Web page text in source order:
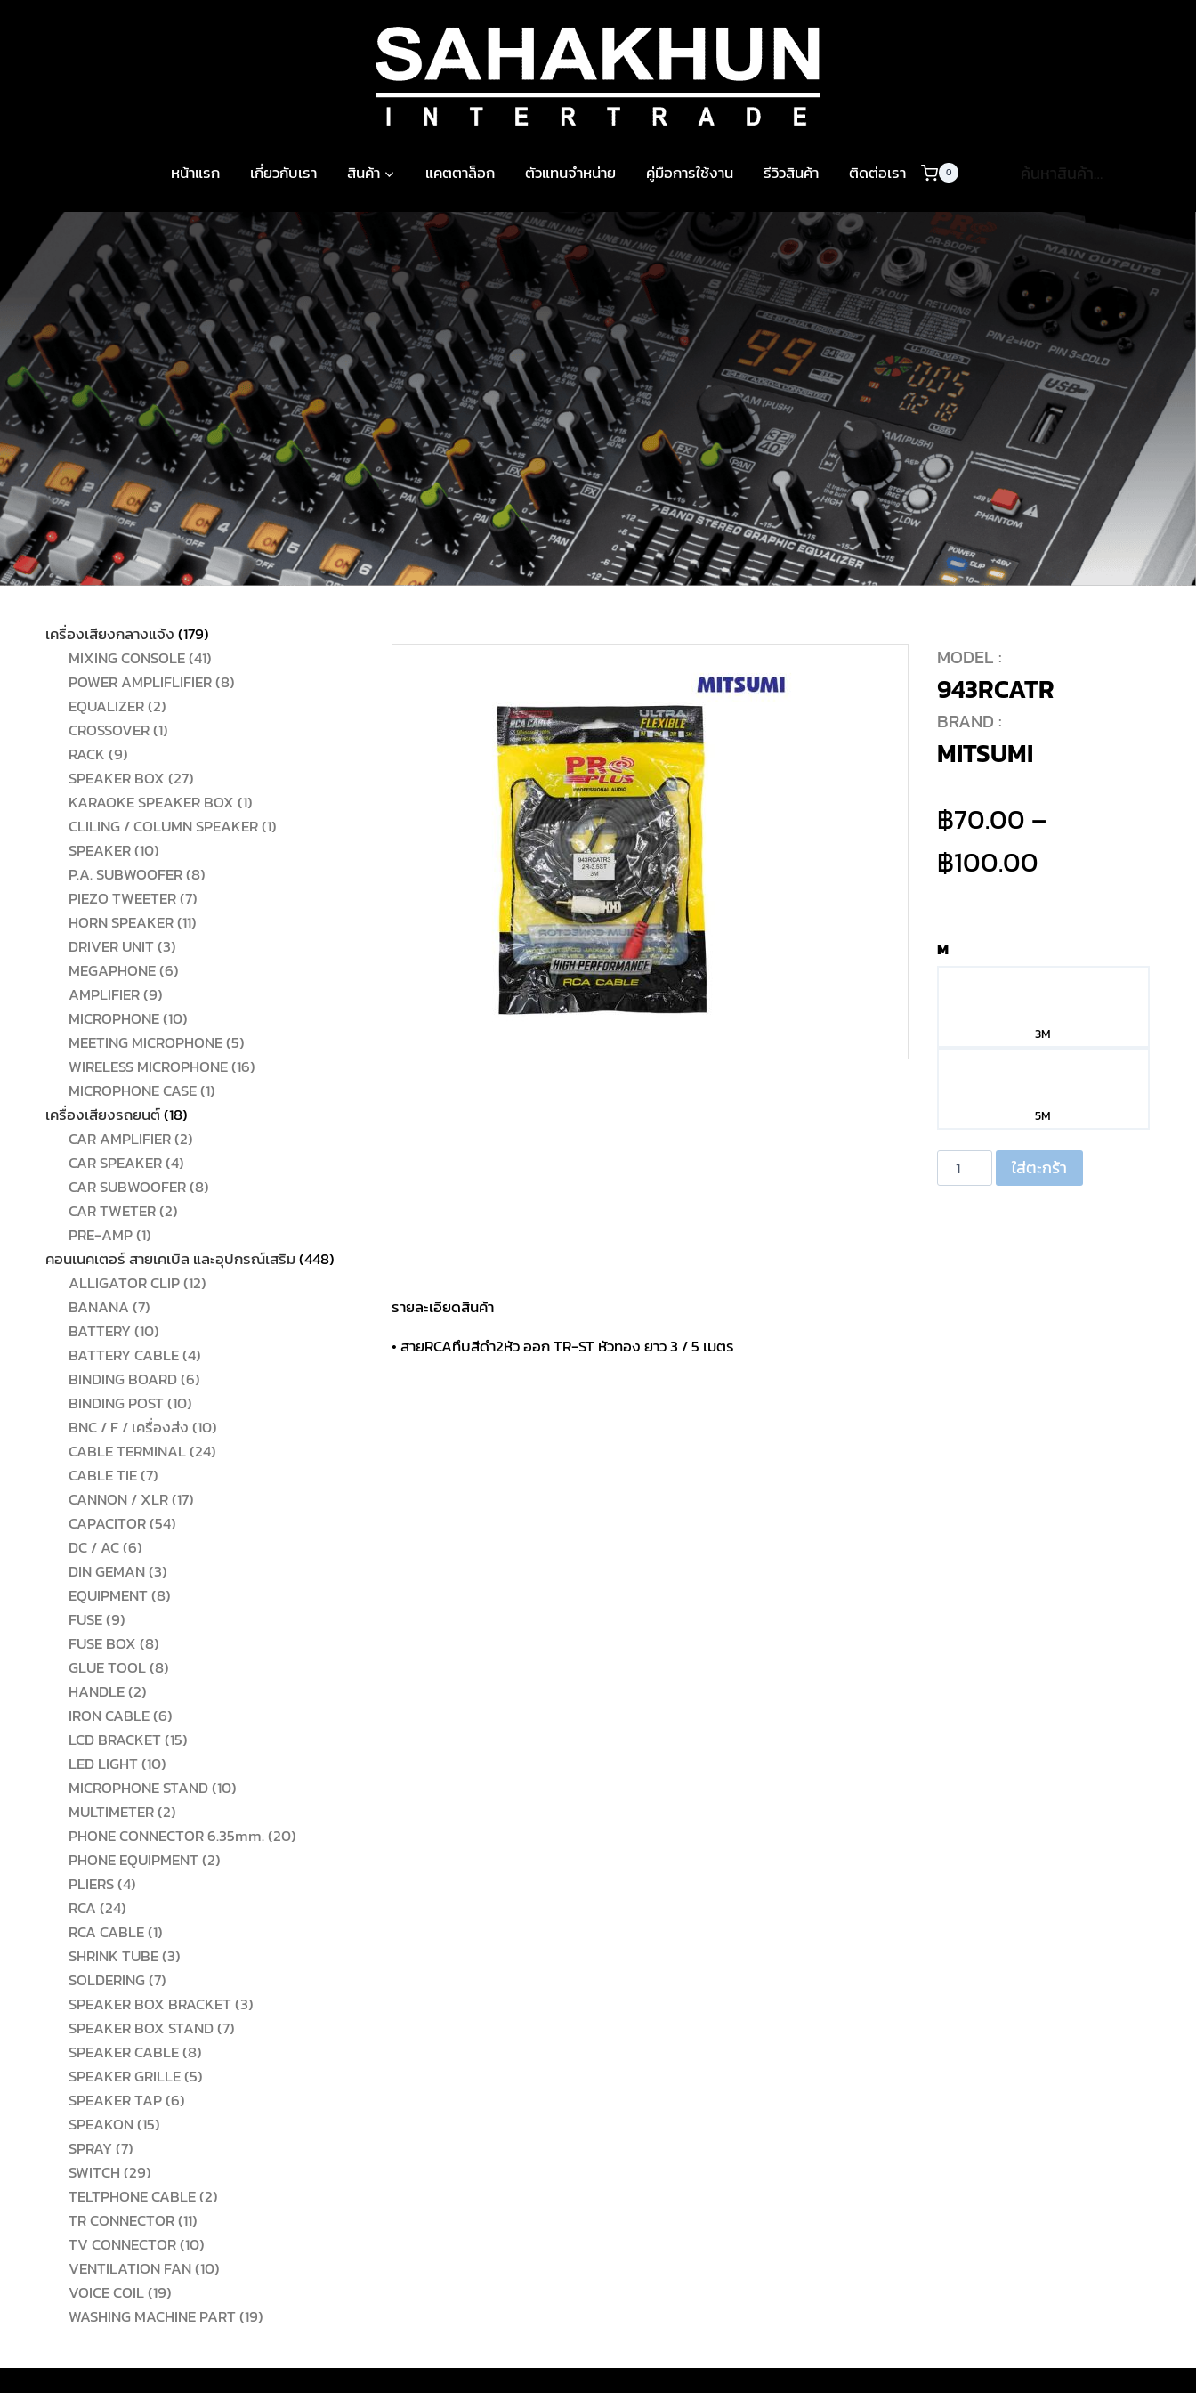
หน้าแรก เกี่ยวกับเรา สินค้า แคตตาล็อก ตัวแทนจำหน่าย คู่มือการใช้งาน รีวิวสินค้า ติดต่อเรา 0
เครื่องเสียงกลางแจ้ง 179179
สินค้า
MIXING CONSOLE 4141
สินค้า
POWER AMPLIFLIFIER 88
EQUALIZER 22
สินค้า
CROSSOVER 11
RACK 99
สินค้า
SPEAKER BOX 2727
สินค้า
KARAOKE SPEAKER BOX 11
สินค้า
CLILING / COLUMN SPEAKER 11
SPEAKER 1010
สินค้า
P.A. SUBWOOFER 88
PIEZO TWEETER 77
สินค้า
HORN SPEAKER 1111
DRIVER UNIT 33
สินค้า
MEGAPHONE 66
AMPLIFIER 99
สินค้า
MICROPHONE 1010
สินค้า
MEETING MICROPHONE 55
สินค้า
WIRELESS MICROPHONE 1616
MICROPHONE CASE 11
เครื่องเสียงรถยนต์ 1818
สินค้า
CAR AMPLIFIER 22
CAR SPEAKER 44
สินค้า
CAR SUBWOOFER 88
CAR TWETER 22
PRE-AMP 11
สินค้า
คอนเนคเตอร์ สายเคเบิล และอุปกรณ์เสริม 448448
ALLIGATOR CLIP 1212
BANANA 77
สินค้า
BATTERY 1010
สินค้า
BATTERY CABLE 44
สินค้า
BINDING BOARD 66
BINDING POST 1010
สินค้า
BNC / F / เครื่องส่ง 1010
สินค้า
CABLE TERMINAL 2424
CABLE TIE 77
สินค้า
CANNON / XLR 1717
CAPACITOR 5454
DC / AC 66
สินค้า
DIN GEMAN 33
สินค้า
EQUIPMENT 88
FUSE 99
สินค้า
FUSE BOX 88
สินค้า
GLUE TOOL 88
HANDLE 22
สินค้า
IRON CABLE 66
สินค้า
LCD BRACKET 1515
LED LIGHT 1010
สินค้า
MICROPHONE STAND 1010
MULTIMETER 22
สินค้า
PHONE CONNECTOR 6.35mm. 2020
PHONE EQUIPMENT 22
PLIERS 44
RCA 2424
สินค้า
RCA CABLE 11
สินค้า
SHRINK TUBE 33
SOLDERING 77
สินค้า
SPEAKER BOX BRACKET 33
SPEAKER BOX STAND 77
SPEAKER CABLE 88
สินค้า
SPEAKER GRILLE 55
SPEAKER TAP 66
SPEAKON 1515
SPRAY 77
สินค้า
SWITCH 2929
สินค้า
TELTPHONE CABLE 22
TR CONNECTOR 1111
สินค้า
TV CONNECTOR 1010
สินค้า
VENTILATION FAN 1010
VOICE COIL 1919
สินค้า
WASHING MACHINE PART 1919
MODEL :
943RCATR
BRAND :
MITSUMI
฿70.00 –
฿100.00Price
฿100.00
M
3M
5M
จำนวน
สายRCAทึบ
ใส่ตะกร้า
รายละเอียดสินค้า
• สายRCAทึบสีดำ2หัว ออก TR-ST หัวทอง ยาว 3 / 5 เมตร